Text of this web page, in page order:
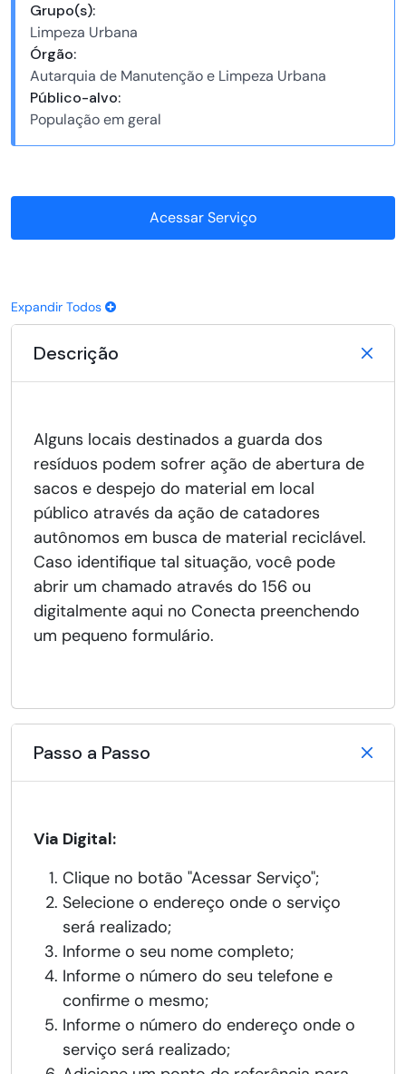
Grupo(s):
Limpeza Urbana
Órgão:
Autarquia de Manutenção e Limpeza Urbana
Público-alvo:
População em geral
Acessar Serviço
Expandir Todos
Descrição
Alguns locais destinados a guarda dos
resíduos podem sofrer ação de abertura de
sacos e despejo do material em local
público através da ação de catadores
autônomos em busca de material reciclável.
Caso identifique tal situação, você pode
abrir um chamado através do 156 ou
digitalmente aqui no Conecta preenchendo
um pequeno formulário.
Passo a Passo
Via Digital:
Clique no botão "Acessar Serviço";
Selecione o endereço onde o serviço
será realizado;
Informe o seu nome completo;
Informe o número do seu telefone e
confirme o mesmo;
Informe o número do endereço onde o
serviço será realizado;